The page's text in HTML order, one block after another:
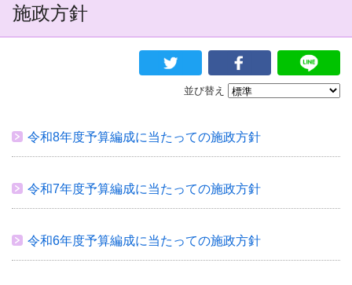
施政方針
並び替え
令和8年度予算編成に当たっての施政方針
令和7年度予算編成に当たっての施政方針
令和6年度予算編成に当たっての施政方針